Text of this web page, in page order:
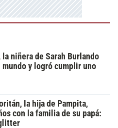
niñera de Sarah Burlando
mundo y logró cumplir uno
la hija de Pampita,
con la familia de su papá: